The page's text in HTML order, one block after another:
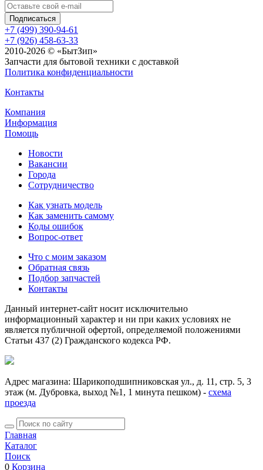
+7 (499) 390-94-61
+7 (926) 458-63-33
2010-2026 © «БытЗип»
Запчасти для бытовой техники с доставкой
Политика конфиденциальности
Контакты
Компания
Информация
Помощь
Новости
Вакансии
Города
Сотрудничество
Как узнать модель
Как заменить самому
Коды ошибок
Вопрос-ответ
Что с моим заказом
Обратная связь
Подбор запчастей
Контакты
Данный интернет-сайт носит исключительно
информационный характер и ни при каких условиях не
является публичной офертой, определяемой положениями
Статьи 437 (2) Гражданского кодекса РФ.
Адрес магазина: Шарикоподшипниковская ул., д. 11, стр. 5, 3
этаж (м. Дубровка, выход №1, 1 минута пешком) - схема
проезда
Главная
Каталог
Поиск
0 Корзина